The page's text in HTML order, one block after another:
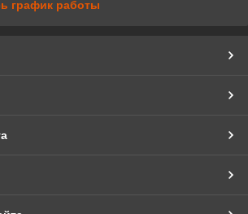
график работы